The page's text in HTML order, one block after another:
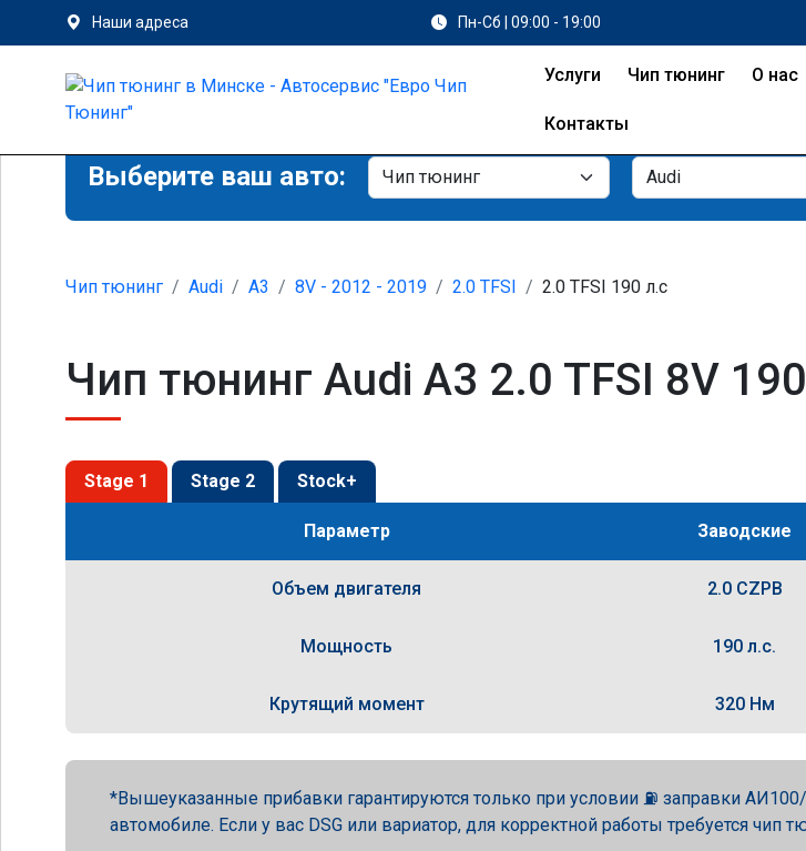
Наши адреса Пн-Сб | 09:00 - 19:00
Услуги Чип тюнинг О нас
Контакты
Выберите ваш авто:
Чип тюнинг Audi A3 8V - 2012 - 2019 2.0 TFSI 2.0 TFSI 190 л.с
Чип тюнинг Audi A3 2.0 TFSI 8V
Stage 1 Stage 2 Stock+
Параметр Заводские
Объем двигателя 2.0 CZPB
Мощность 190 л.с.
Крутящий момент 320 Нм
Вышеуказанные прибавки гарантируются только при условии ⛽ заправки
автомобиле. Если у вас DSG или вариатор, для корректной работы требуется чип